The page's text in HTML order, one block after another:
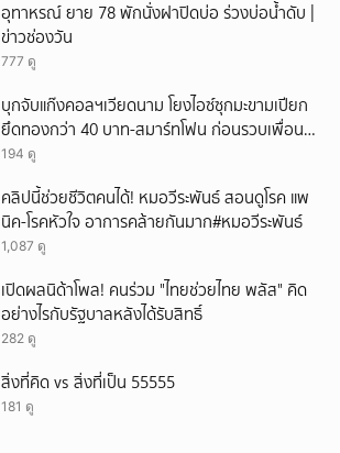
อุทาหรณ์ ยาย 78 พักนั่งฝาปิดบ่อ ร่วงบ่อน้ำดับ |
ข่าวช่องวัน
777 ดู
บุกจับแก๊งคอลฯเวียดนาม โยงไอซ์ซุกมะขามเปียก
ยึดทองกว่า 40 บาท-สมาร์ทโฟน ก่อนรวบเพื่อน
ร่วมทีมหอบเงิน 1.5 แสนติดสินบนคาโรงพัก
194 ดู
คลิปนี้ช่วยชีวิตคนได้! หมอวีระพันธ์ สอนดูโรค แพ
นิค-โรคหัวใจ อาการคล้ายกันมาก#หมอวีระพันธ์
1,087 ดู
เปิดผลนิด้าโพล! คนร่วม "ไทยช่วยไทย พลัส" คิด
อย่างไรกับรัฐบาลหลังได้รับสิทธิ์
282 ดู
สิ่งที่คิด vs สิ่งที่เป็น 55555
181 ดู